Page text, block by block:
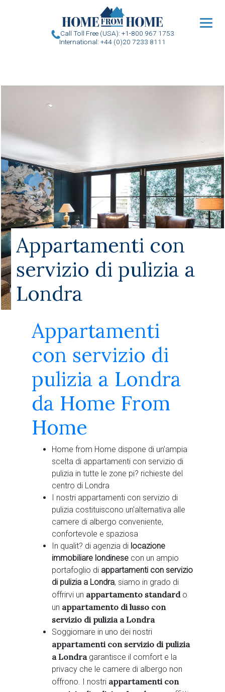
Call Toll Free (USA): +1-800 967 1753
International: +44 (0)20 7233 8111
Appartamenti con
servizio di pulizia a
Londra
Appartamenti
con servizio di
pulizia a Londra
da Home From
Home
Home from Home dispone di un'ampia
scelta di appartamenti con servizio di
pulizia in tutte le zone pi? richieste del
centro di Londra
I nostri appartamenti con servizio di
pulizia costituiscono un'alternativa alle
camere di albergo conveniente,
confortevole e spaziosa
In qualit? di agenzia di locazione
immobiliare londinese con un ampio
portafoglio di appartamenti con servizio
di pulizia a Londra, siamo in grado di
offrirvi un appartamento standardo
un appartamento di lusso con
servizio di pulizia a Londra
Soggiornare in uno dei nostri
appartamenti con servizio di pulizia
a Londragarantisce il comfort e la
privacy che le camere di albergo non
offrono. I nostri appartamenti con